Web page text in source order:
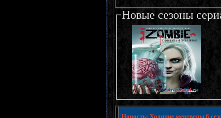
Новые сезоны
Новость: Ходячие мертвецы 6